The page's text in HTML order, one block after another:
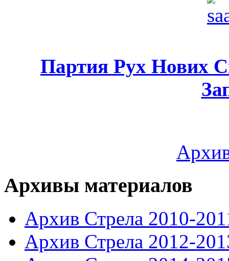
Партия Рух Нових
Архивы материалов
Архив Стрела 2010-
Архив Стрела 2012-